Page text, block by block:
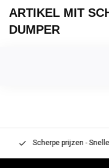
ARTIKEL MIT
DUMPER
Scherpe prijzen - Snelle